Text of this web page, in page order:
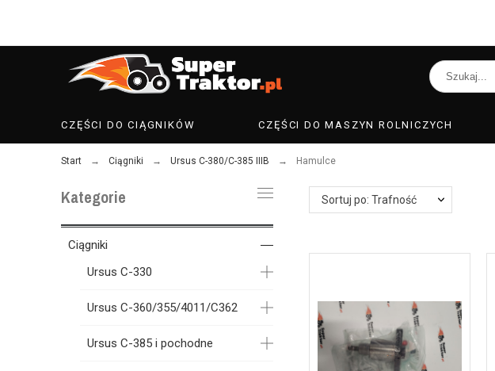
CZĘŚCI DO CIĄGNIKÓW CZĘŚCI DO MASZYN ROLNICZYCH
Start Ciągniki Ursus C-380/C-385 IIIB Hamulce
Kategorie
Ciągniki
Ursus C-330
Ursus C-360/355/4011/C362
Ursus C-385 i pochodne
Sortuj po: Trafność